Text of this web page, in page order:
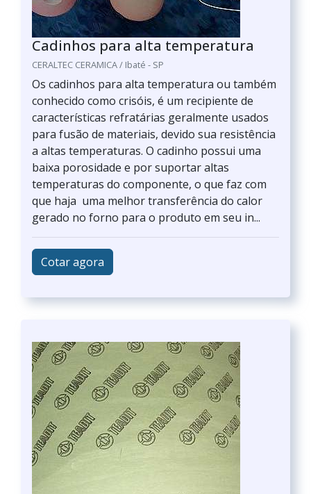
Cadinhos para alta temperatura
CERALTEC CERAMICA / Ibaté - SP
Os cadinhos para alta temperatura ou também
conhecido como crisóis, é um recipiente de
características refratárias geralmente usados
para fusão de materiais, devido sua resistência
a altas temperaturas. O cadinho possui uma
baixa porosidade e por suportar altas
temperaturas do componente, o que faz com
que haja uma melhor transferência do calor
gerado no forno para o produto em seu in...
Cotar agora